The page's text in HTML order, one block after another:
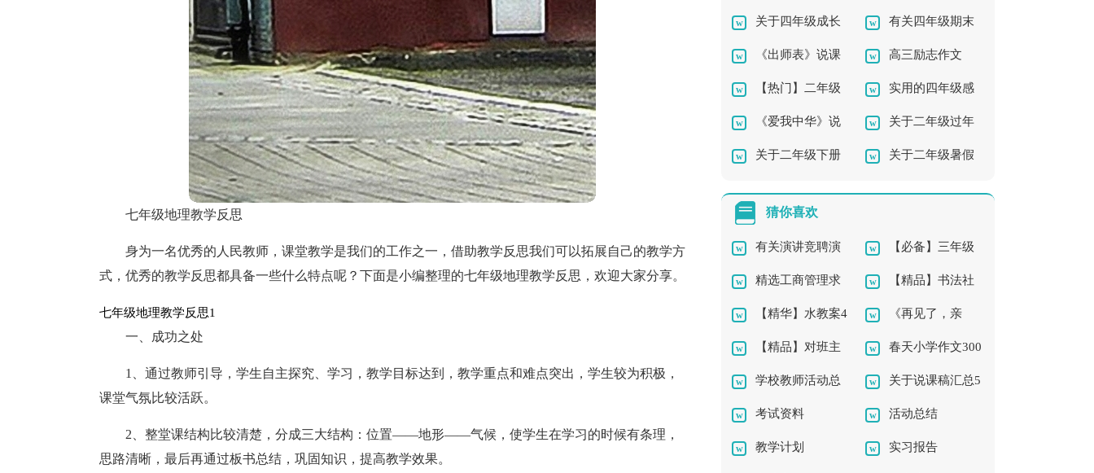
七年级地理教学反思
身为一名优秀的人民教师，课堂教学是我们的工作之一，借助教学反思我们可以拓展自己的教学方
式，优秀的教学反思都具备一些什么特点呢？下面是小编整理的七年级地理教学反思，欢迎大家分享。
七年级地理教学反思1
一、成功之处
1、通过教师引导，学生自主探究、学习，教学目标达到，教学重点和难点突出，学生较为积极，
课堂气氛比较活跃。
2、整堂课结构比较清楚，分成三大结构：位置——地形——气候，使学生在学习的时候有条理，
思路清晰，最后再通过板书总结，巩固知识，提高教学效果。
校园四年级作文集锦
六篇
的作文合集7篇
关于四年级成长
作文4篇
有关四年级期末
作文锦集七篇
《出师表》说课
稿
高三励志作文
【热门】二年级
作文300字汇编7篇
实用的四年级感
动的作文锦集七篇
《爱我中华》说
课稿
关于二年级过年
的作文合集6篇
关于二年级下册 关于二年级暑假
猜你喜欢
有关演讲竞聘演
讲稿模板集合五篇
【必备】三年级
的作文300字合集5篇
精选工商管理求
职信3篇
【精品】书法社
团及活动总结三篇
【精华】水教案4
篇
《再见了，亲
人》教学反思
【精品】对班主
任的工作计划汇编八
篇
春天小学作文300
字三篇
学校教师活动总
结3篇
关于说课稿汇总5
篇
考试资料 活动总结
教学计划 实习报告